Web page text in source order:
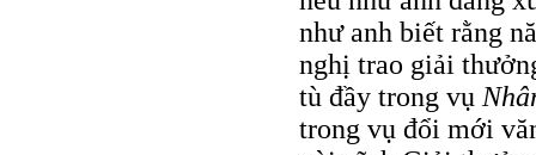
như anh biết rằng
nghị trao giải
tù đầy trong vụ
trong vụ đổi mới